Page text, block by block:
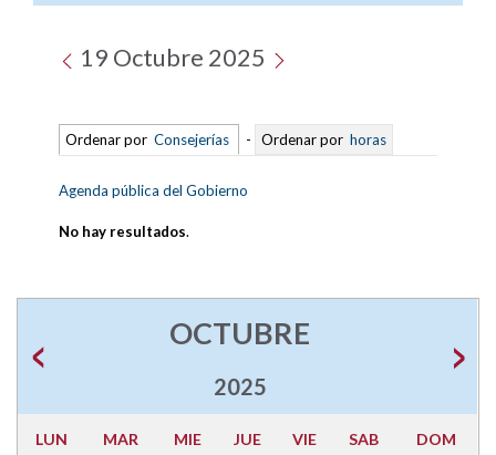
19 Octubre 2025
Ordenar por Consejerías - Ordenar por horas
Agenda pública del Gobierno
No hay resultados.
OCTUBRE
2025
LUN MAR MIE JUE VIE SAB DOM